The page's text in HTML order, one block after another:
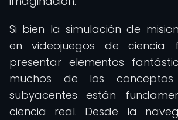
Si bien la simulación de
en videojuegos de ciencia
presentar elementos
muchos de los
subyacentes están
ciencia real. Desde la